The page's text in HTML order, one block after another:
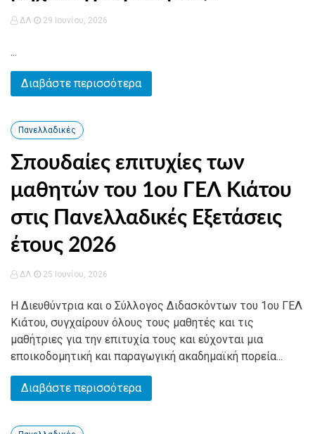
ΔΛ 29 Ιουνίου, 2026
...
Διαβάστε περισσότερα
Πανελλαδικές
Σπουδαίες επιτυχίες των
μαθητών του 1ου ΓΕΛ Κιάτου
στις Πανελλαδικές Εξετάσεις
έτους 2026
ΔΛ 25 Ιουνίου, 2026
Η Διευθύντρια και ο Σύλλογος Διδασκόντων του 1ου ΓΕΛ
Κιάτου, συγχαίρουν όλους τους μαθητές και τις
μαθήτριες για την επιτυχία τους και εύχονται μια
εποικοδομητική και παραγωγική ακαδημαϊκή πορεία...
Διαβάστε περισσότερα